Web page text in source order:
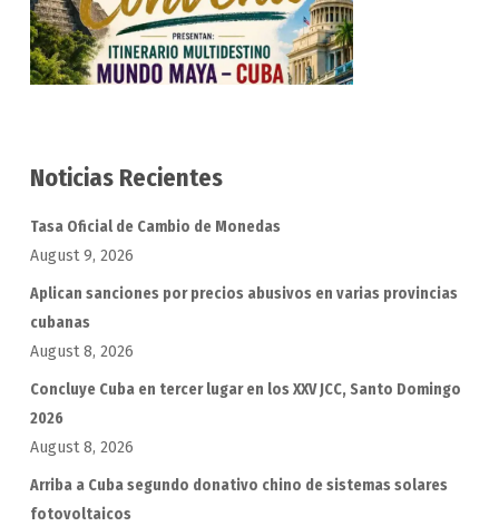
Noticias Recientes
Tasa Oficial de Cambio de Monedas
August 9, 2026
Aplican sanciones por precios abusivos en varias provincias
cubanas
August 8, 2026
Concluye Cuba en tercer lugar en los XXV JCC, Santo Domingo
2026
August 8, 2026
Arriba a Cuba segundo donativo chino de sistemas solares
fotovoltaicos